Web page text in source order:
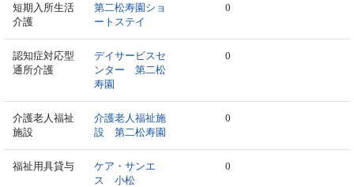
短期入所生活
介護
第二松寿園ショ
ートステイ
0
認知症対応型
通所介護
デイサービスセ
ンター 第二松
寿園
0
介護老人福祉
施設
介護老人福祉施
設 第二松寿園
0
福祉用具貸与
ケア・サンエ
ス 小松
0